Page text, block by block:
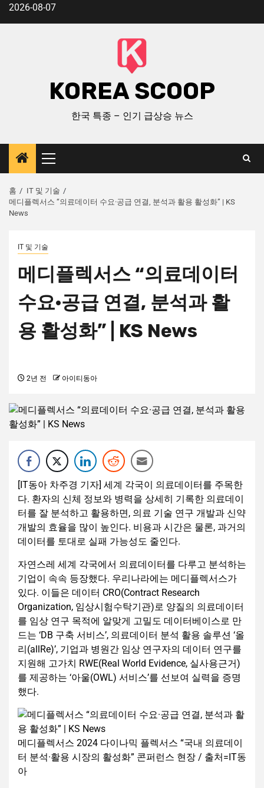
2026-08-07
KOREA SCOOP
한국 특종 – 인기 급상승 뉴스
홈
IT 및 기술
메디플렉서스 “의료데이터 수요·공급 연결, 분석과 활용 활성화” | KS
News
IT 및 기술
메디플렉서스 “의료데이터
수요·공급 연결, 분석과 활
용 활성화” | KS News
2년 전 아이티동아
[IT동아 차주경 기자] 세계 각국이 의료데이터를 주목한
다. 환자의 신체 정보와 병력을 상세히 기록한 의료데이
터를 잘 분석하고 활용하면, 의료 기술 연구 개발과 신약
개발의 효율을 많이 높인다. 비용과 시간은 물론, 과거의
데이터를 토대로 실패 가능성도 줄인다.
자연스레 세계 각국에서 의료데이터를 다루고 분석하는
기업이 속속 등장했다. 우리나라에는 메디플렉서스가
있다. 이들은 데이터 CRO(Contract Research
Organization, 임상시험수탁기관)로 양질의 의료데이터
를 임상 연구 목적에 알맞게 고밀도 데이터베이스로 만
드는 ‘DB 구축 서비스’, 의료데이터 분석 활용 솔루션 ‘올
리(allRe)’, 기업과 병원간 임상 연구자의 데이터 연구를
지원해 고가치 RWE(Real World Evidence, 실사용근거)
를 제공하는 ‘아울(OWL) 서비스’를 선보여 실력을 증명
했다.
메디플렉서스 2024 다이나믹 플렉서스 “국내 의료데이
터 분석·활용 시장의 활성화” 콘퍼런스 현장 / 출처=IT동
아